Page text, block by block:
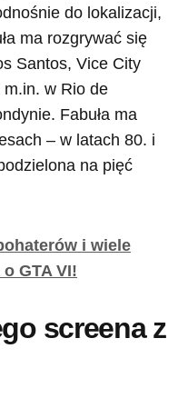
do lokalizacji,
ma rozgrywać się
Santos, Vice City
w Rio de
Fabuła ma
– w latach 80. i
na pięć
i wiele
GTA VI!
screena z